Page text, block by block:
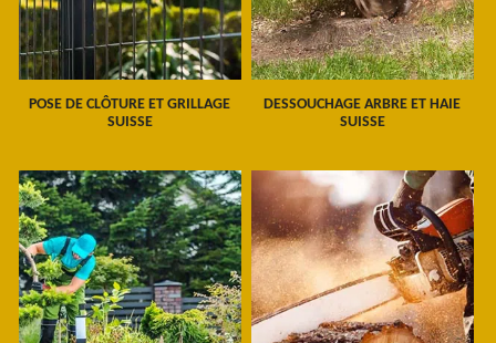
POSE DE CLÔTURE ET GRILLAGE
SUISSE
DESSOUCHAGE ARBRE ET HAIE
SUISSE